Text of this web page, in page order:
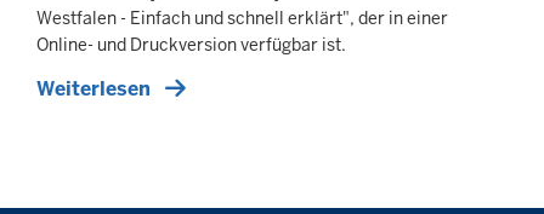
Westfalen - Einfach und schnell erklärt", der in einer
Online- und Druckversion verfügbar ist.
Weiterlesen